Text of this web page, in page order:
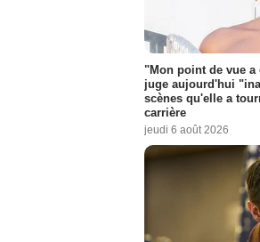
"Mon point de vue a
juge aujourd'hui
scènes qu'elle a
carrière
jeudi 6 août 2026